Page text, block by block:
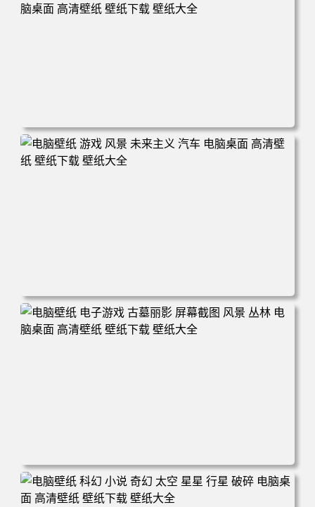
电脑壁纸 女人 女孩 粉色头发 原创人物 角 斗篷 盔甲 衣服
权杖 魔术 环境 狗 幽默 素描 AI艺术 插图 哭泣 电脑桌面 高
电脑壁纸 游戏 风景 未来主义 汽车 电脑桌面 高清壁纸 壁纸
下载 壁纸大全
电脑壁纸 电子游戏 古墓丽影 屏幕截图 风景 丛林 电脑桌面
高清壁纸 壁纸下载 壁纸大全